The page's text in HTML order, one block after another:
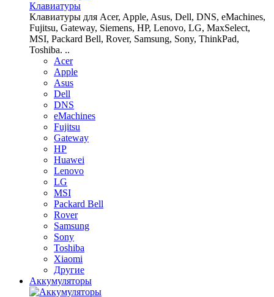
Клавиатуры
Клавиатуры для Acer, Apple, Asus, Dell, DNS, eMachines,
Fujitsu, Gateway, Siemens, HP, Lenovo, LG, MaxSelect,
MSI, Packard Bell, Rover, Samsung, Sony, ThinkPad,
Toshiba. ..
Acer
Apple
Asus
Dell
DNS
eMachines
Fujitsu
Gateway
HP
Huawei
Lenovo
LG
MSI
Packard Bell
Rover
Samsung
Sony
Toshiba
Xiaomi
Другие
Аккумуляторы